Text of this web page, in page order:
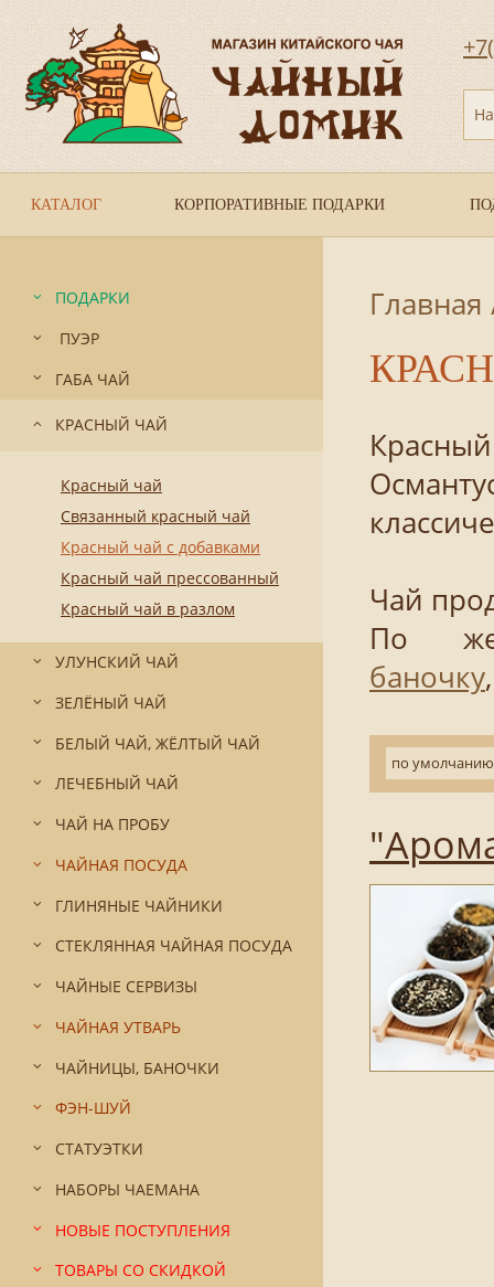
КАТАЛОГ КОРПОРАТИВНЫЕ ПОДАРКИ
ПОДАРКИ
ПУЭР
ГАБА ЧАЙ
КРАСНЫЙ ЧАЙ
Красный чай
Связанный красный чай
Красный чай с добавками
Красный чай прессованный
Красный чай в разлом
УЛУНСКИЙ ЧАЙ
ЗЕЛЁНЫЙ ЧАЙ
БЕЛЫЙ ЧАЙ, ЖЁЛТЫЙ ЧАЙ
ЛЕЧЕБНЫЙ ЧАЙ
ЧАЙ НА ПРОБУ
ЧАЙНАЯ ПОСУДА
ГЛИНЯНЫЕ ЧАЙНИКИ
СТЕКЛЯННАЯ ЧАЙНАЯ ПОСУДА
ЧАЙНЫЕ СЕРВИЗЫ
ЧАЙНАЯ УТВАРЬ
ЧАЙНИЦЫ, БАНОЧКИ
ФЭН-ШУЙ
СТАТУЭТКИ
НАБОРЫ ЧАЕМАНА
НОВЫЕ ПОСТУПЛЕНИЯ
ТОВАРЫ СО СКИДКОЙ
Главная
Чай
По
баночку
по умолчанию